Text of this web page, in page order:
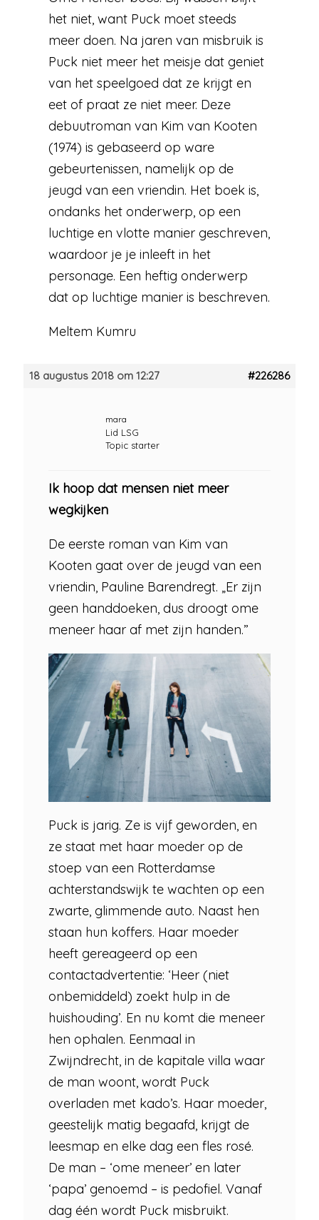
het niet, want Puck moet steeds
meer doen. Na jaren van misbruik is
Puck niet meer het meisje dat geniet
van het speelgoed dat ze krijgt en
eet of praat ze niet meer. Deze
debuutroman van Kim van Kooten
(1974) is gebaseerd op ware
gebeurtenissen, namelijk op de
jeugd van een vriendin. Het boek is,
ondanks het onderwerp, op een
luchtige en vlotte manier geschreven,
waardoor je je inleeft in het
personage. Een heftig onderwerp
dat op luchtige manier is beschreven.
Meltem Kumru
18 augustus 2018 om 12:27 #226286
mara
Lid LSG
Topic starter
Ik hoop dat mensen niet meer
wegkijken
De eerste roman van Kim van
Kooten gaat over de jeugd van een
vriendin, Pauline Barendregt. „Er zijn
geen handdoeken, dus droogt ome
meneer haar af met zijn handen.”
Puck is jarig. Ze is vijf geworden, en
ze staat met haar moeder op de
stoep van een Rotterdamse
achterstandswijk te wachten op een
zwarte, glimmende auto. Naast hen
staan hun koffers. Haar moeder
heeft gereageerd op een
contactadvertentie: ‘Heer (niet
onbemiddeld) zoekt hulp in de
huishouding’. En nu komt die meneer
hen ophalen. Eenmaal in
Zwijndrecht, in de kapitale villa waar
de man woont, wordt Puck
overladen met kado’s. Haar moeder,
geestelijk matig begaafd, krijgt de
leesmap en elke dag een fles rosé.
De man – ‘ome meneer’ en later
‘papa’ genoemd – is pedofiel. Vanaf
dag één wordt Puck misbruikt.